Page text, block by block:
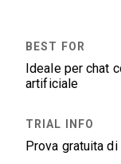
Ideale per chat
artificiale
Prova gratuita